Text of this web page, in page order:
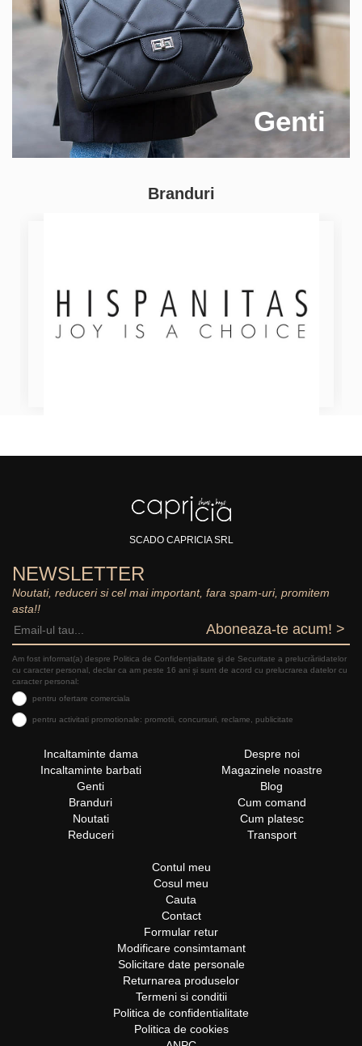
Genti
Branduri
SCADO CAPRICIA SRL
NEWSLETTER
Noutati, reduceri si cel mai important, fara spam-uri, promitem
asta!!
Aboneaza-te acum! >
Am fost informat(a) despre Politica de Confidențialitate şi de Securitate a prelucrăriidatelor
cu caracter personal, declar ca am peste 16 ani și sunt de acord cu prelucrarea datelor cu
caracter personal:
pentru ofertare comerciala
pentru activitati promotionale: promotii, concursuri, reclame, publicitate
Incaltaminte dama
Incaltaminte barbati
Genti
Branduri
Noutati
Reduceri
Despre noi
Magazinele noastre
Blog
Cum comand
Cum platesc
Transport
Contul meu
Cosul meu
Cauta
Contact
Formular retur
Modificare consimtamant
Solicitare date personale
Returnarea produselor
Termeni si conditii
Politica de confidentialitate
Politica de cookies